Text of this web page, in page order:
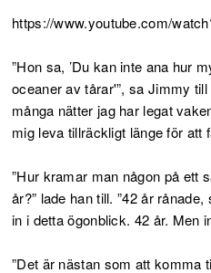
https://www.youtube.com/
”Hon sa, ’Du kan inte ana hur
oceaner av tårar'”, sa Jimmy
många nätter jag har legat
mig leva tillräckligt länge för att
”Hur kramar man någon på ett
år?” lade han till. ”42 år
in i detta ögonblick. 42 år. Men
”Det är nästan som att komma